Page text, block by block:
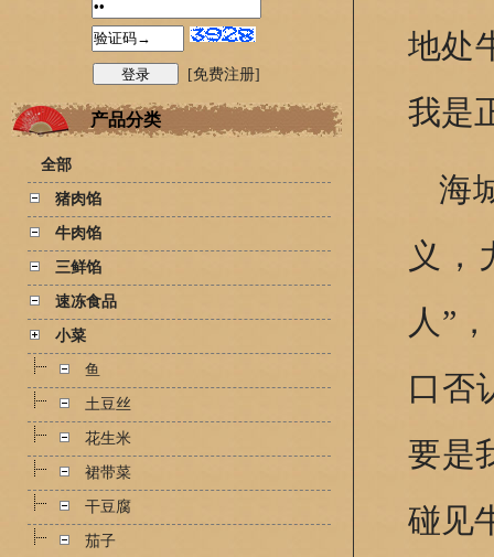
[免费注册]
产品分类
全部
猪肉馅
牛肉馅
三鲜馅
速冻食品
小菜
鱼
土豆丝
花生米
裙带菜
干豆腐
茄子
地处
我是
海
义，
人”
口否
要是
碰见